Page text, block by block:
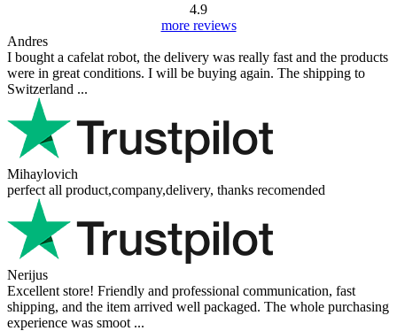
4.9
more reviews
Andres
I bought a cafelat robot, the delivery was really fast and the products
were in great conditions. I will be buying again. The shipping to
Switzerland ...
Mihaylovich
perfect all product,company,delivery, thanks recomended
Nerijus
Excellent store! Friendly and professional communication, fast
shipping, and the item arrived well packaged. The whole purchasing
experience was smoot ...